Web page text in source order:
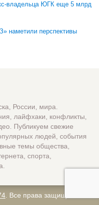
владельца ЮГК еще 5 млрд
наметили перспективы
России, мира.
лайфхаки, конфликты,
Публикуем свежие
людей, события
темы общества,
спорта,
. Все права защищены.